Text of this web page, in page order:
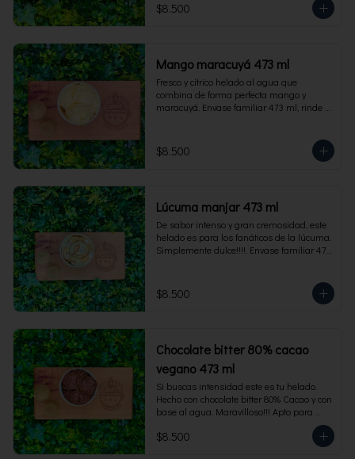
$8.500
Mango maracuyá 473 ml
Fresco y cítrico helado al agua que
combina de forma perfecta mango y
maracuyá. Envase familiar 473 ml, rinde 4
$8.500
Lúcuma manjar 473 ml
De sabor intenso y gran cremosidad, este
helado es para los fanáticos de la lúcuma.
Simplemente dulce!!!!. Envase familiar 473
$8.500
Chocolate bitter 80% cacao
vegano 473 ml
Si buscas intensidad este es tu helado.
Hecho con chocolate bitter 80% Cacao y con
base al agua. Maravilloso!!! Apto para
veganos. Envase familiar 473 ml, rinde 4
porciones
$8.500